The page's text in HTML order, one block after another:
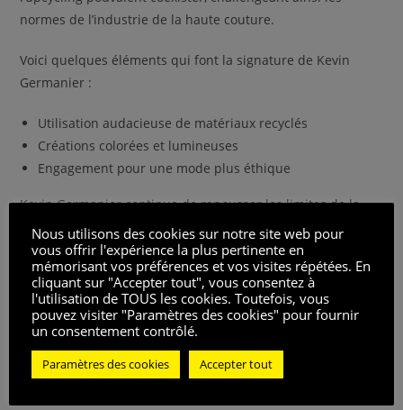
normes de l’industrie de la haute couture.
Voici quelques éléments qui font la signature de Kevin
Germanier :
Utilisation audacieuse de matériaux recyclés
Créations colorées et lumineuses
Engagement pour une mode plus éthique
Kevin Germanier continue de repousser les limites de la
mode avec ses designs innovants et son engagement
envers le surcyclage. Son travail n’est pas seulement une
déclaration de style, mais aussi un commentaire sur la
capacité de l’industrie de la mode à se réinventer de
manière responsable.
Notez ce post
Nous utilisons des cookies sur notre site web pour
vous offrir l'expérience la plus pertinente en
mémorisant vos préférences et vos visites répétées. En
cliquant sur "Accepter tout", vous consentez à
l'utilisation de TOUS les cookies. Toutefois, vous
pouvez visiter "Paramètres des cookies" pour fournir
un consentement contrôlé.
Paramètres des cookies Accepter tout